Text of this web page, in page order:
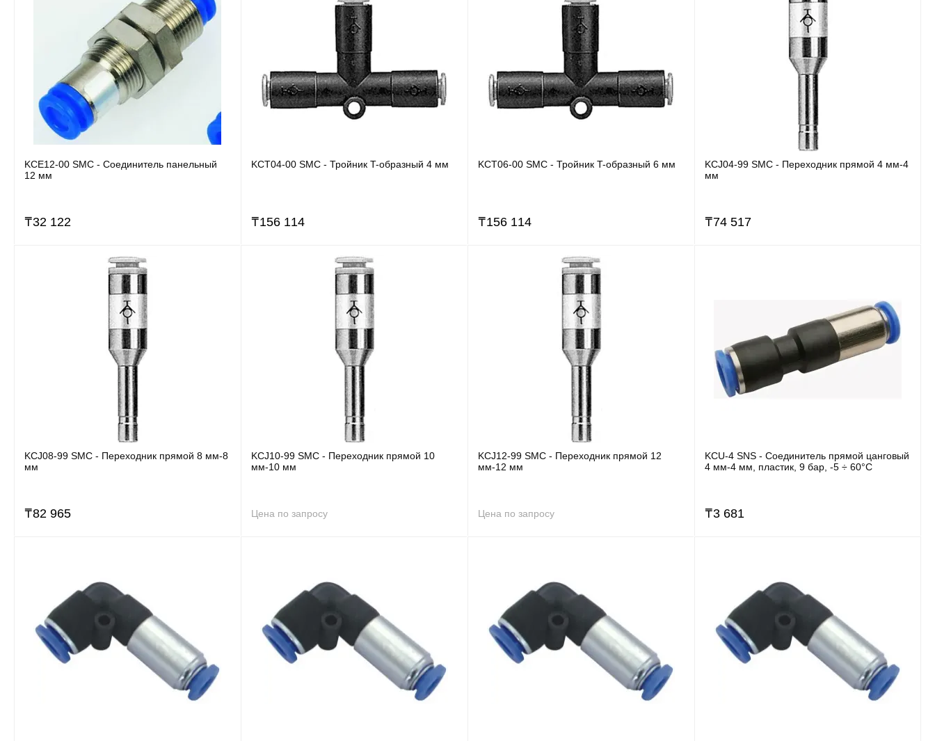
KCE12-00 SMC - Соединитель панельный
12 мм
₸32 122
KCT04-00 SMC - Тройник T-образный 4 мм
₸156 114
KCT06-00 SMC - Тройник T-образный 6 мм
₸156 114
KCJ04-99 SMC - Переходник прямой 4 мм-4
мм
₸74 517
KCJ08-99 SMC - Переходник прямой 8 мм-8
мм
₸82 965
KCJ10-99 SMC - Переходник прямой 10
мм-10 мм
Цена по запросу
KCJ12-99 SMC - Переходник прямой 12
мм-12 мм
Цена по запросу
KCU-4 SNS - Соединитель прямой цанговый
4 мм-4 мм, пластик, 9 бар, -5 ÷ 60°C
₸3 681